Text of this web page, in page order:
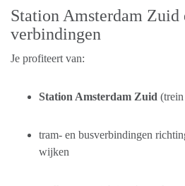
Station Amsterdam Zuid
verbindingen
Je profiteert van:
Station Amsterdam Zuid
tram- en busverbindingen
wijken